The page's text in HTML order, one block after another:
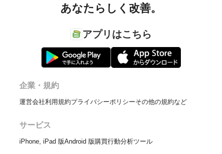
あなたらしく改善。
アプリはこちら
企業・規約
運営会社利用規約プライバシーポリシーその他の規約など
サービス
iPhone, iPad 版Android 版購買行動分析ツール